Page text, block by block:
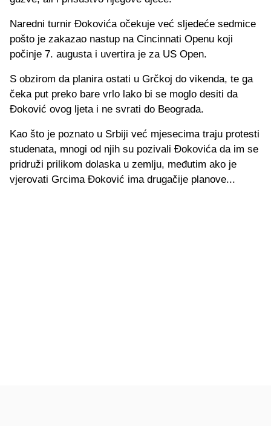
Naredni turnir Đokovića očekuje već sljedeće sedmice
pošto je zakazao nastup na Cincinnati Openu koji
počinje 7. augusta i uvertira je za US Open.
S obzirom da planira ostati u Grčkoj do vikenda, te ga
čeka put preko bare vrlo lako bi se moglo desiti da
Đoković ovog ljeta i ne svrati do Beograda.
Kao što je poznato u Srbiji već mjesecima traju protesti
studenata, mnogi od njih su pozivali Đokovića da im se
pridruži prilikom dolaska u zemlju, međutim ako je
vjerovati Grcima Đoković ima drugačije planove...